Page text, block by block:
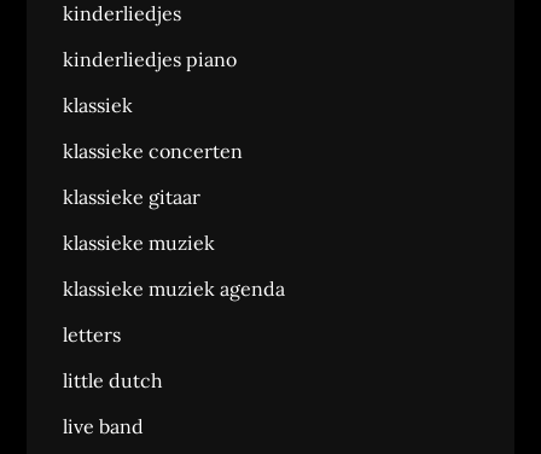
kinderliedjes
kinderliedjes piano
klassiek
klassieke concerten
klassieke gitaar
klassieke muziek
klassieke muziek agenda
letters
little dutch
live band